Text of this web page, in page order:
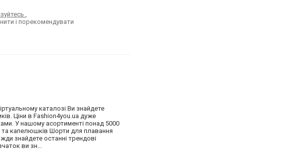
,
і порекомендувати
каталозі Ви знайдете
Ціни в Fashion4you.ua дуже
У нашому асортименті понад 5000
та капелюшків Шорти для плавання
знайдете останні трендові
ви зн...